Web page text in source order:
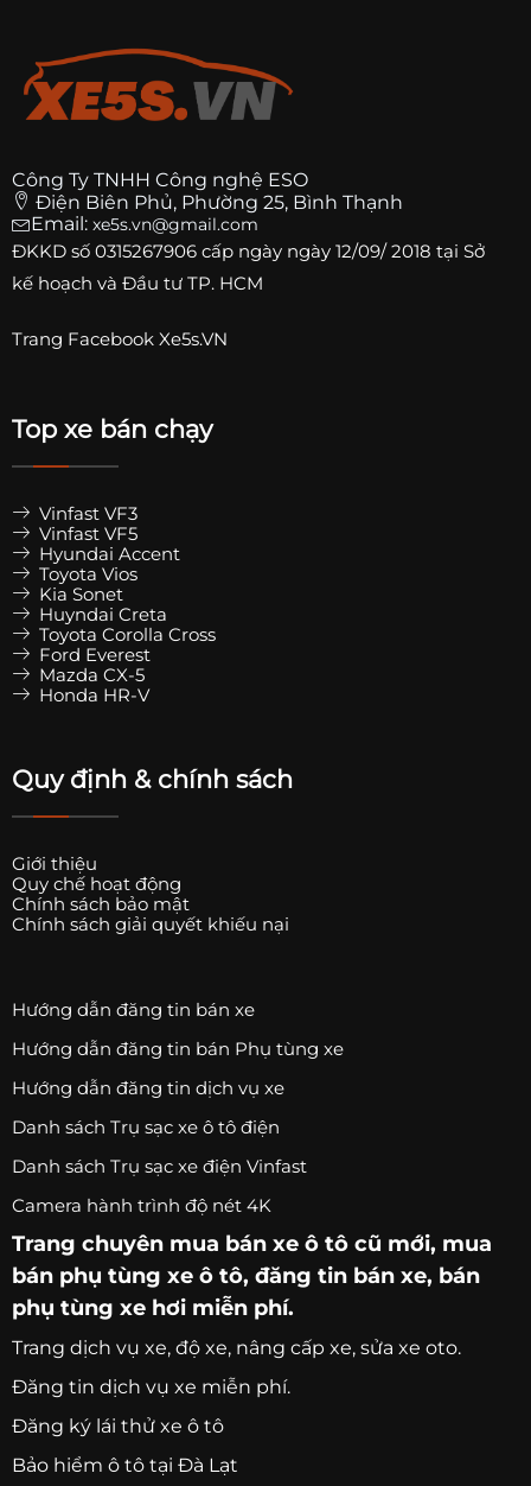
Công Ty TNHH Công nghệ ESO
Điện Biên Phủ, Phường 25, Bình Thạnh
Email: xe5s.vn@gmail.com
ĐKKD số 0315267906 cấp ngày ngày 12/09/ 2018 tại Sở
kế hoạch và Đầu tư TP. HCM
Trang Facebook Xe5s.VN
Top xe bán chạy
Vinfast VF3
Vinfast VF5
Hyundai Accent
Toyota Vios
Kia Sonet
Huyndai Creta
Toyota Corolla Cross
Ford Everest
Mazda CX-5
Honda HR-V
Quy định & chính sách
Giới thiệu
Quy chế hoạt động
Chính sách bảo mật
Chính sách giải quyết khiếu nại
Hướng dẫn đăng tin bán xe
Hướng dẫn đăng tin bán Phụ tùng xe
Hướng dẫn đăng tin dịch vụ xe
Danh sách Trụ sạc xe ô tô điện
Danh sách Trụ sạc xe điện Vinfast
Camera hành trình độ nét 4K
Trang chuyên mua bán xe ô tô cũ mới, mua
bán phụ tùng xe ô tô, đăng tin bán xe, bán
phụ tùng xe hơi miễn phí.
Trang dịch vụ xe, độ xe, nâng cấp xe, sửa xe oto.
Đăng tin dịch vụ xe miễn phí.
Đăng ký lái thử xe ô tô
Bảo hiểm ô tô tại Đà Lạt